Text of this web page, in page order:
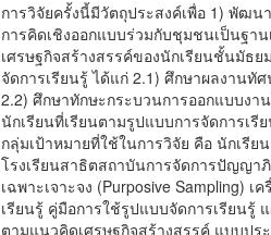
การวิจัยครั้งนี้มีวัตถุประสงค์เพื่อ 1) พัฒ
การคิดเชิงออกแบบร่วมกับชุมชนเป็นฐา
เศรษฐกิจสร้างสรรค์ของนักเรียนชั้นมัธ
จัดการเรียนรู้ ได้แก่ 2.1) ศึกษาผลงาน
2.2) ศึกษาทักษะกระบวนการออกแบบง
นักเรียนที่เรียนตามรูปแบบการจัดการเรี
กลุ่มเป้าหมายที่ใช้ในการวิจัย คือ นักเรี
โรงเรียนสาธิตสถาบันการจัดการปัญญ
เฉพาะเจาะจง (Purposive Sampling)
เรียนรู้ คู่มือการใช้รูปแบบจัดการเรียนรู้
ตามแนวคิดเศรษฐกิจสร้างสรรค์ แบบป